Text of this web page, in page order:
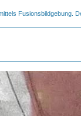
Fusionsbildgebung.